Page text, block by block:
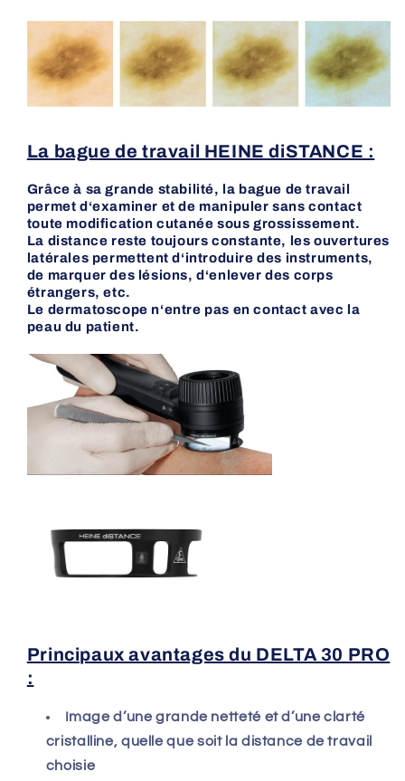
La bague de travail HEINE diSTANCE :
Grâce à sa grande stabilité, la bague de travail
permet d‘examiner et de manipuler sans contact
toute modification cutanée sous grossissement.
La distance reste toujours constante, les ouvertures
latérales permettent d‘introduire des instruments,
de marquer des lésions, d‘enlever des corps
étrangers, etc.
Le dermatoscope n‘entre pas en contact avec la
peau du patient.
Principaux avantages du DELTA 30 PRO
:
Image d’une grande netteté et d’une clarté
cristalline, quelle que soit la distance de travail
choisie